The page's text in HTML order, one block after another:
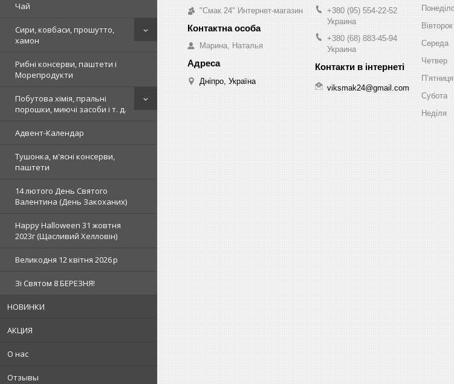
Чай
Сири, ковбаси, прошутто,
хамон
Рибні консерви, паштети і
Морепродукти
Побутова хімія, пральні
порошки, миючі засоби і т. д.
Адвент-Календар
Тушонка, м'ясні консерви,
паштети
14 лютого День Святого
Валентина (День Закоханих)
Happy Halloween 31 жовтня
2023г (Щасливий Хелловін)
Великодня 12 квітня 2026 р
Зi Святом 8 БЕРЕЗНЯ!
НОВИНКИ
АКЦИЯ
О нас
Отзывы
"Смак 24" Интернет-магазин
Марина, Наталья
Дніпро, Україна
+380 (95) 554-22-52
Украина
+380 (68) 883-45-94
Украина
viksmak24@gmail.com
Вівторок
Середа
Четвер
Пʼятниця
Субота
Неділя